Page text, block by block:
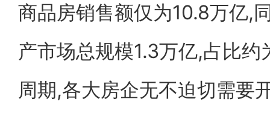
商品房销售额仅为10.8万亿,
产市场总规模1.3万亿,占比
周期,各大房企无不迫切需要